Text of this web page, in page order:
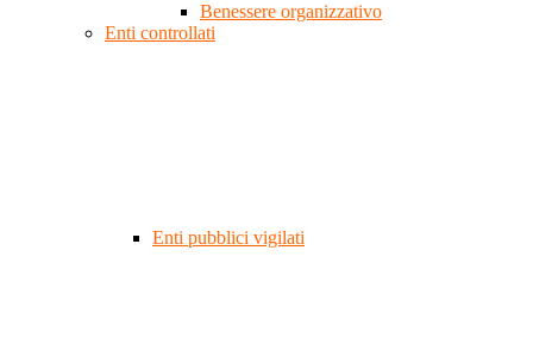
Benessere organizzativo
Enti controllati
Enti pubblici vigilati